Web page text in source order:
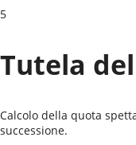
5
Tutela
Calcolo della quota
successione.